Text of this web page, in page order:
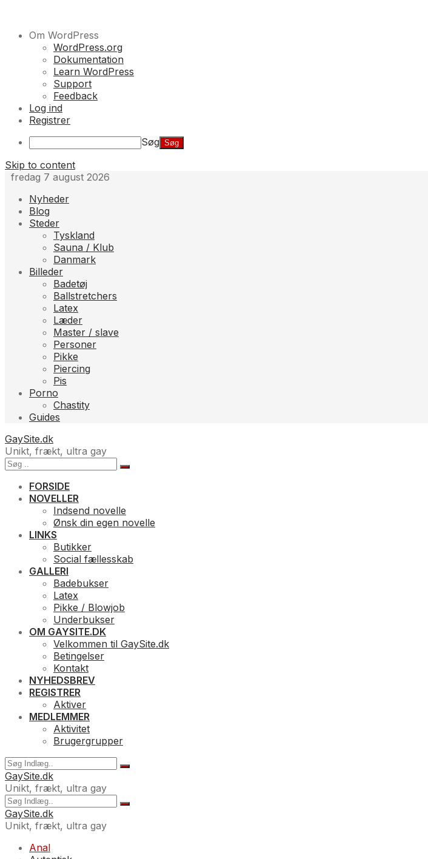
Om WordPress
WordPress.org
Dokumentation
Learn WordPress
Support
Feedback
Log ind
Registrer
Søg
Skip to content
fredag 7 august 2026
Nyheder
Blog
Steder
Tyskland
Sauna / Klub
Danmark
Billeder
Badetøj
Ballstretchers
Latex
Læder
Master / slave
Personer
Pikke
Piercing
Pis
Porno
Chastity
Guides
GaySite.dk
Unikt, frækt, ultra gay
FORSIDE
NOVELLER
Indsend novelle
Ønsk din egen novelle
LINKS
Butikker
Social fællesskab
GALLERI
Badebukser
Latex
Pikke / Blowjob
Underbukser
OM GAYSITE.DK
Velkommen til GaySite.dk
Betingelser
Kontakt
NYHEDSBREV
REGISTRER
Aktiver
MEDLEMMER
Aktivitet
Brugergrupper
GaySite.dk
Unikt, frækt, ultra gay
GaySite.dk
Unikt, frækt, ultra gay
Anal